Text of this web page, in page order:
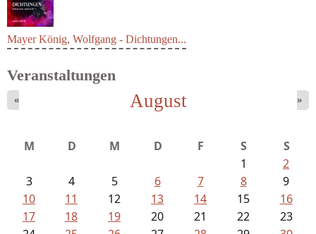
Mayer König, Wolfgang - Dichtungen...
Veranstaltungen
August
« »
M D M D F S
S
1
2
3
4 5 6 7 8
9
10
11 12 13 14 15
16
17
18 19 20 21 22
23